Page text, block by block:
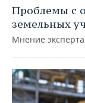
Проблемы с
земельных
Мнение эксперта